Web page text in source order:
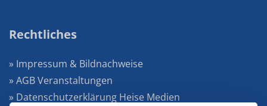
Rechtliches
» Impressum & Bildnachweise
» AGB Veranstaltungen
» Datenschutzerklärung Heise Medien